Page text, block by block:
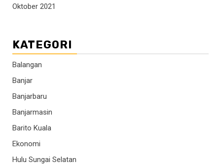
Oktober 2021
KATEGORI
Balangan
Banjar
Banjarbaru
Banjarmasin
Barito Kuala
Ekonomi
Hulu Sungai Selatan